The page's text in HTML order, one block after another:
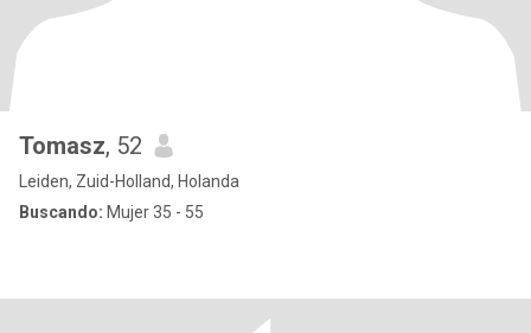
Tomasz, 52
Leiden, Zuid-Holland, Holanda
Buscando: Mujer 35 - 55